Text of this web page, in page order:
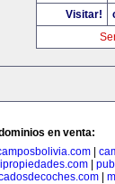
Visitar!
en venta:
|